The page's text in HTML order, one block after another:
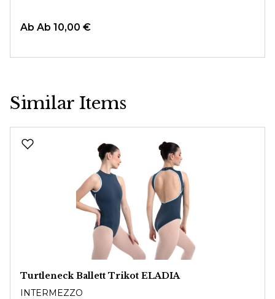
Ab Ab 10,00 €
Similar Items
Turtleneck Ballett Trikot ELADIA
INTERMEZZO